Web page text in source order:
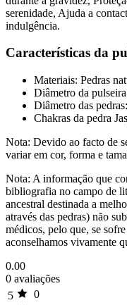
serenidade, Ajuda a
indulgência.
Características da
Materiais: Pedras
Diâmetro da
Diâmetro das
Chakras da pedra
Nota: Devido ao facto de
variar em cor, forma e
Nota: A informação que
bibliografia no campo de
ancestral destinada a
através das pedras) não
médicos, pelo que, se
aconselhamos vivamente
0.00
0 avaliações
5
0